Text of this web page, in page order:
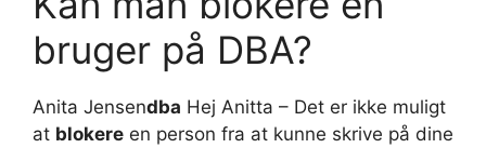
bruger på DBA?
Anita Jensen‎dba Hej Anitta – Det er ikke muligt
at blokere en person fra at kunne skrive på dine